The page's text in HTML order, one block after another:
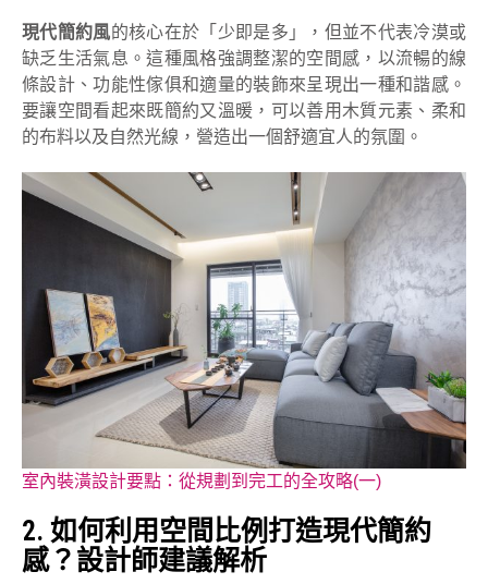
現代簡約風的核心在於「少即是多」，但並不代表冷漠或
缺乏生活氣息。這種風格強調整潔的空間感，以流暢的線
條設計、功能性傢俱和適量的裝飾來呈現出一種和諧感。
要讓空間看起來既簡約又溫暖，可以善用木質元素、柔和
的布料以及自然光線，營造出一個舒適宜人的氛圍。
室內裝潢設計要點：從規劃到完工的全攻略(一)
2. 如何利用空間比例打造現代簡約
感？設計師建議解析